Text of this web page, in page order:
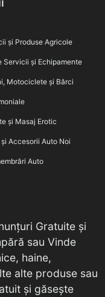
și Produse Agricole
Servicii și Echipamente
Motociclete și Bărci
și Masaj Erotic
și Accesorii Auto Noi
Auto
Gratuite și
sau Vinde
haine,
alte produse sau
și găsește